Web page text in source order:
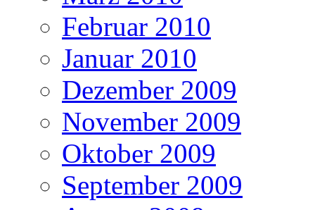
Februar 2010
Januar 2010
Dezember 2009
November 2009
Oktober 2009
September 2009